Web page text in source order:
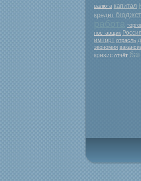
валюта капитал
кредит бюджет
поставщик Россия
импорт отрасль
экономия
кризис отчёт